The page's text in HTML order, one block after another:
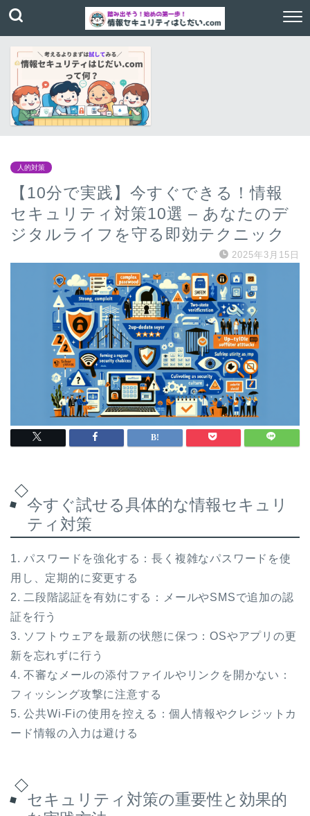
人的対策
【10分で実践】今すぐできる！情報
セキュリティ対策10選 – あなたのデ
ジタルライフを守る即効テクニック
2025年3月15日
今すぐ試せる具体的な情報セキュリ
ティ対策
1. パスワードを強化する：長く複雑なパスワードを使
用し、定期的に変更する
2. 二段階認証を有効にする：メールやSMSで追加の認
証を行う
3. ソフトウェアを最新の状態に保つ：OSやアプリの更
新を忘れずに行う
4. 不審なメールの添付ファイルやリンクを開かない：
フィッシング攻撃に注意する
5. 公共Wi-Fiの使用を控える：個人情報やクレジットカ
ード情報の入力は避ける
セキュリティ対策の重要性と効果的